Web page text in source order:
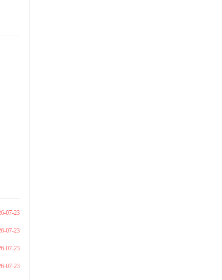
07-23
07-23
07-23
07-23